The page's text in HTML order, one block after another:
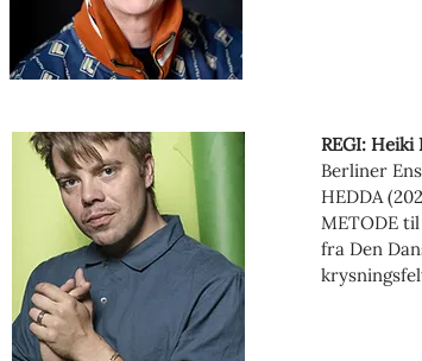
REGI: Heiki
Berliner
HEDDA
METODE
fra Den